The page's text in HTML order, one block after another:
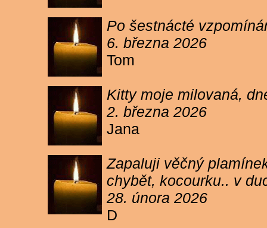
Po šestnácté
6. března 2026
Tom
Kitty moje milovaná,
2. března 2026
Jana
Zapaluji věčný
chybět, kocourku.. v
28. února 2026
D